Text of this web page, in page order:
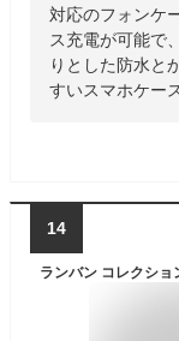
対応のフォンケ
ス充電が可能で
りとした防水と
すいスマホケー
14